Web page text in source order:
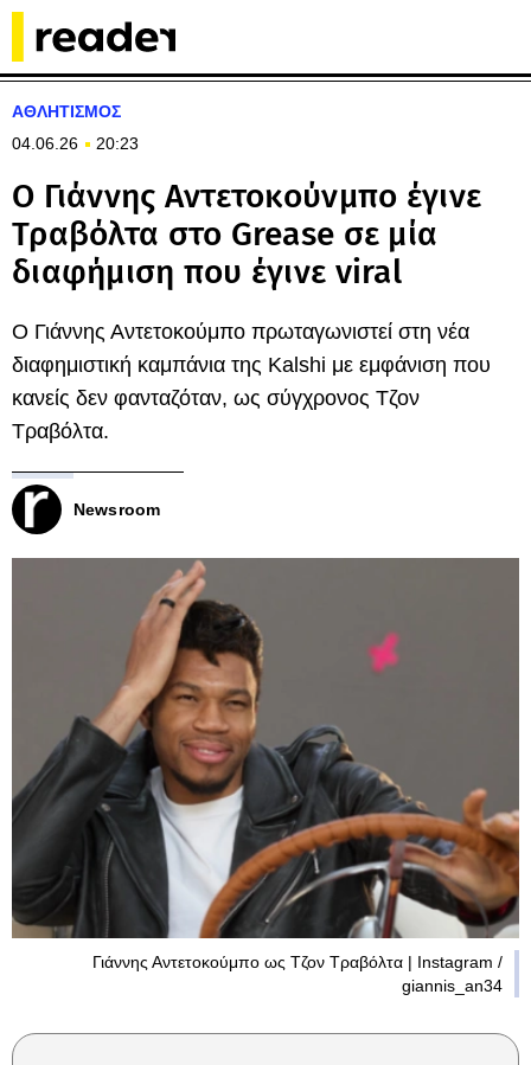
ΑΘΛΗΤΙΣΜΟΣ
04.06.26
20:23
Ο Γιάννης Αντετοκούνμπο έγινε
Τραβόλτα στο Grease σε μία
διαφήμιση που έγινε viral
O Γιάννης Αντετοκούμπο πρωταγωνιστεί στη νέα
διαφημιστική καμπάνια της Kalshi με εμφάνιση που
κανείς δεν φανταζόταν, ως σύγχρονος Τζον
Τραβόλτα.
Newsroom
Γιάννης Αντετοκούμπο ως Τζον Τραβόλτα | Instagram /
giannis_an34